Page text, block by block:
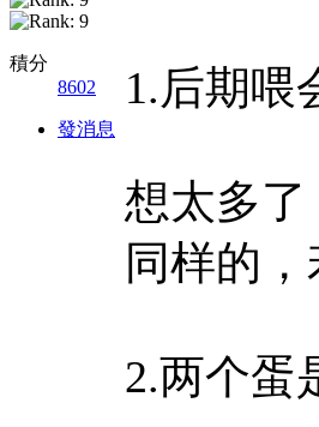
積分
8602
發消息
1.后期喂
想太多
同样的
2.两个蛋